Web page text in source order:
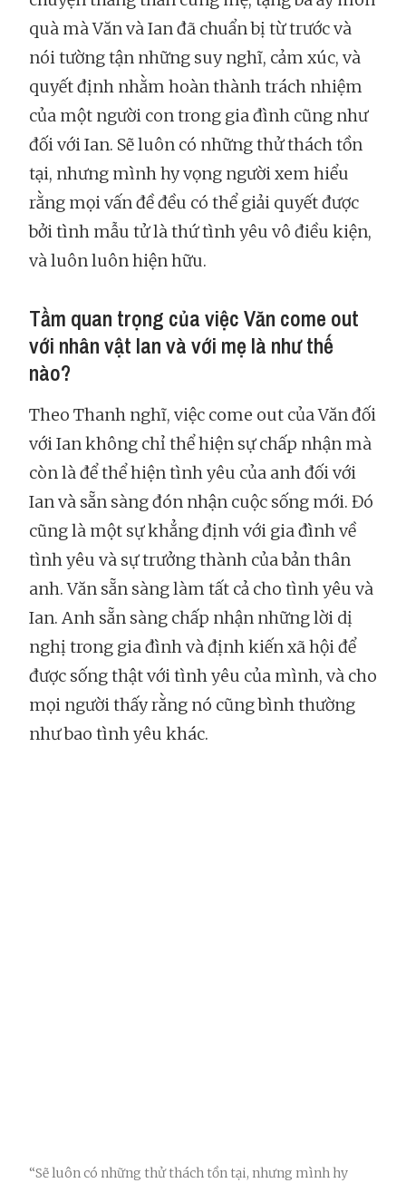
quà mà Văn và Ian đã chuẩn bị từ trước và
nói tường tận những suy nghĩ, cảm xúc, và
quyết định nhằm hoàn thành trách nhiệm
của một người con trong gia đình cũng như
đối với Ian. Sẽ luôn có những thử thách tồn
tại, nhưng mình hy vọng người xem hiểu
rằng mọi vấn đề đều có thể giải quyết được
bởi tình mẫu tử là thứ tình yêu vô điều kiện,
và luôn luôn hiện hữu.
Tầm quan trọng của việc Văn come out
với nhân vật Ian và với mẹ là như thế
nào?
Theo Thanh nghĩ, việc come out của Văn đối
với Ian không chỉ thể hiện sự chấp nhận mà
còn là để thể hiện tình yêu của anh đối với
Ian và sẵn sàng đón nhận cuộc sống mới. Đó
cũng là một sự khẳng định với gia đình về
tình yêu và sự trưởng thành của bản thân
anh. Văn sẵn sàng làm tất cả cho tình yêu và
Ian. Anh sẵn sàng chấp nhận những lời dị
nghị trong gia đình và định kiến xã hội để
được sống thật với tình yêu của mình, và cho
mọi người thấy rằng nó cũng bình thường
như bao tình yêu khác.
“Sẽ luôn có những thử thách tồn tại, nhưng mình hy